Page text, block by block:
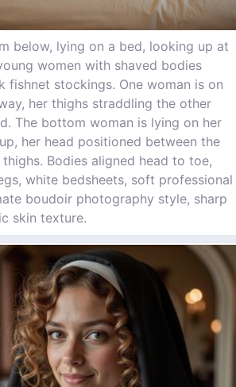
below, lying on a bed, looking up at
women with shaved bodies
fishnet stockings. One woman is on
her thighs straddling the other
The bottom woman is lying on her
her head positioned between the
Bodies aligned head to toe,
white bedsheets, soft professional
boudoir photography style, sharp
skin texture.